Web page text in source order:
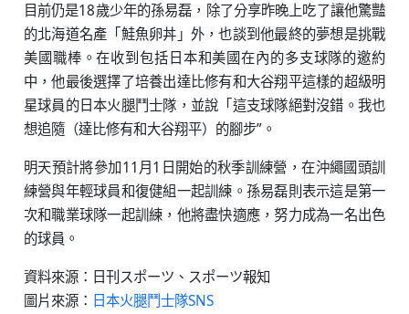
目前仍是18歲少年的孫易磊，除了分享昨晚上吃了讓他驚豔
的北海道名產「鮭魚卵丼」外，也談到他最終的夢想是挑戰
美國職棒。在收到包括日本和美國在內的多支球隊的邀約
中，他最後選擇了培養出達比修有和大谷翔平這樣的超級明
星球員的日本火腿鬥士隊，並說「這支球隊絕對沒錯。我也
想追隨（達比修有和大谷翔平）的腳步”。
明天預計將參加11月1日開始的秋季訓練營，在沖繩國頭訓
練營與年輕球員和復健組一起訓練。孫易磊則表示這是第一
次和職業球隊一起訓練，他將盡快適應，努力成為一名出色
的球員。
資料來源：日刊スポーツ、スポーツ報知
圖片來源： 日本火腿鬥士隊SNS